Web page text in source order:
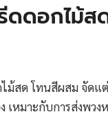
ดอกไม้ส
ม้สด โทนสีผสม จัดแ
เหมาะกับการส่งพวง